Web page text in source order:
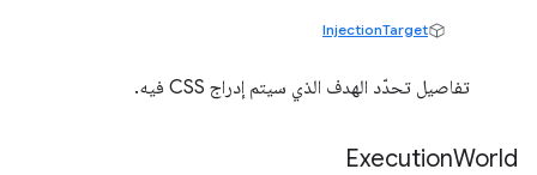
InjectionTarget
تفاصيل تحدّد الهدف الذي سيتم إدراج CSS فيه.
ExecutionWorld